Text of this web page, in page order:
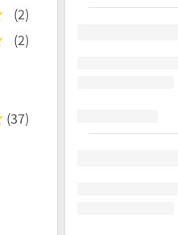
1 von 5 Sternen
(2)
5 von 5 Sternen
(2)
4 von 5 Sternen
(37)